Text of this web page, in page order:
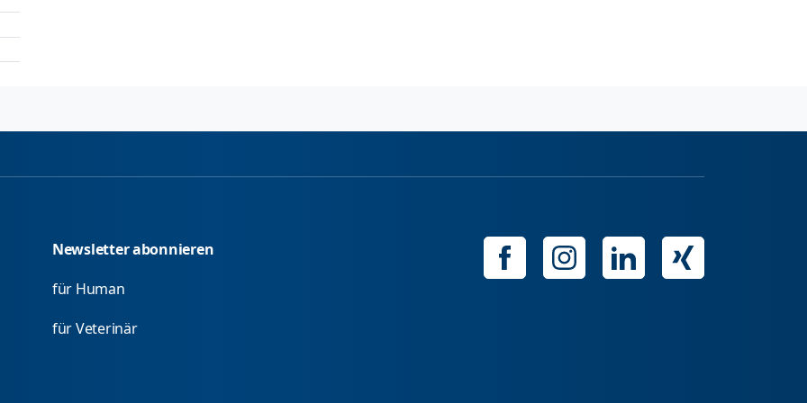
Newsletter abonnieren
für Human
für Veterinär